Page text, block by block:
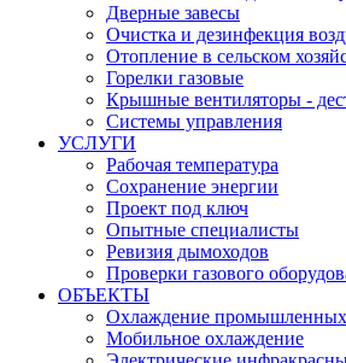
Дверные завесы
Очистка и дезинфекция
Отопление в сельском
Горелки газовые
Крышные вентиляторы -
Системы управления
УСЛУГИ
Рабочая температура
Сохранение энергии
Проект под ключ
Опытные специалисты
Ревизия дымоходов
Проверки газового
ОБЪЕКТЫ
Oхлаждение промышленных
Mобильное охлаждение